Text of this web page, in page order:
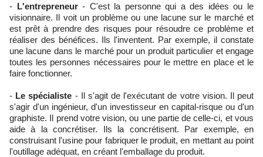
- L'entrepreneur- C'est la personne qui a des idées ou le
visionnaire. Il voit un problème ou une lacune sur le marché et
est prêt à prendre des risques pour résoudre ce problème et
réaliser des bénéfices. Ils l'inventent. Par exemple, il constate
une lacune dans le marché pour un produit particulier et engage
toutes les personnes nécessaires pour le mettre en place et le
faire fonctionner.
- Le spécialiste - Il s'agit de l'exécutant de votre vision. Il peut
s'agir d'un ingénieur, d'un investisseur en capital-risque ou d'un
graphiste. Il prend votre vision, ou une partie de celle-ci, et vous
aide à la concrétiser. Ils la concrétisent. Par exemple, en
construisant l'usine pour fabriquer le produit, en mettant au point
l'outillage adéquat, en créant l'emballage du produit.